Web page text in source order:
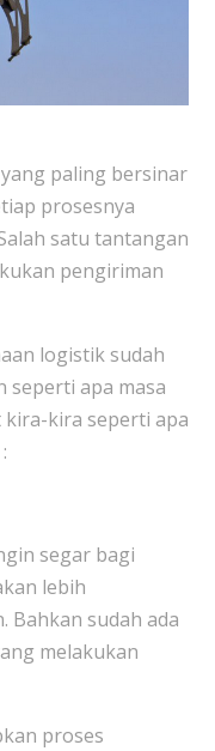
paling bersinar
prosesnya
satu tantangan
pengiriman
logistik sudah
seperti apa masa
kira seperti apa
segar bagi
lebih
Bahkan sudah ada
melakukan
proses